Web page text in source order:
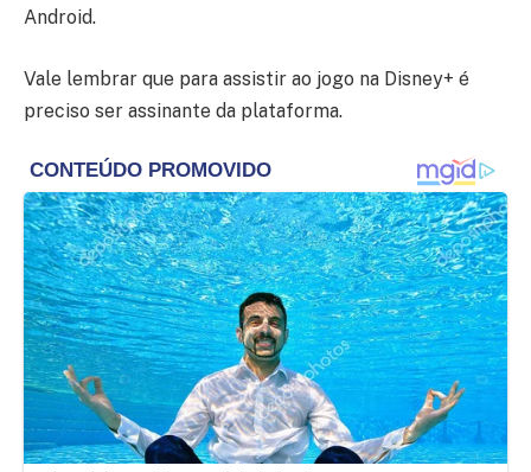
Android.
Vale lembrar que para assistir ao jogo na Disney+ é
preciso ser assinante da plataforma.